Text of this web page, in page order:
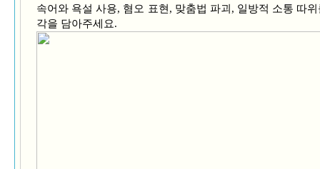
속어와 욕설 사용, 혐오 표현, 맞춤법 파괴, 일방적 소통 따
각을 담아주세요.